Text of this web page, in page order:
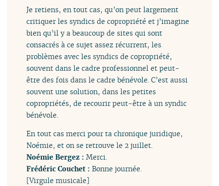
Je retiens, en tout cas, qu’on peut largement
critiquer les syndics de copropriété et j’imagine
bien qu’il y a beaucoup de sites qui sont
consacrés à ce sujet assez récurrent, les
problèmes avec les syndics de copropriété,
souvent dans le cadre professionnel et peut-
être des fois dans le cadre bénévole. C’est aussi
souvent une solution, dans les petites
copropriétés, de recourir peut-être à un syndic
bénévole.
En tout cas merci pour ta chronique juridique,
Noémie, et on se retrouve le 2 juillet.
Noémie Bergez :Merci.
Frédéric Couchet :Bonne journée.
[Virgule musicale]